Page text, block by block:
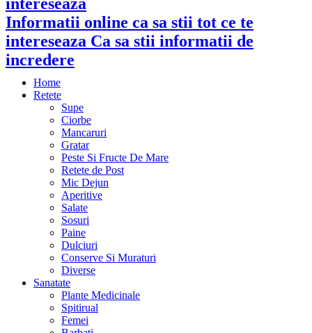
Informatii online ca sa stii tot ce te
intereseaza Ca sa stii informatii de
incredere
Home
Retete
Supe
Ciorbe
Mancaruri
Gratar
Peste Si Fructe De Mare
Retete de Post
Mic Dejun
Aperitive
Salate
Sosuri
Paine
Dulciuri
Conserve Si Muraturi
Diverse
Sanatate
Plante Medicinale
Spitirual
Femei